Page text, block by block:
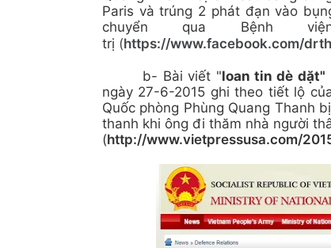
Paris và trúng 2 phát đạn vào
chuyển qua Bệnh
trị (https://www.facebook.com/
b- Bài viết "loan tin dè dặt"
ngày 27-6-2015 ghi theo tiết lộ
Quốc phòng Phùng Quang Thanh
thanh khi ông đi thăm nhà người
(http://www.vietpressusa.com/